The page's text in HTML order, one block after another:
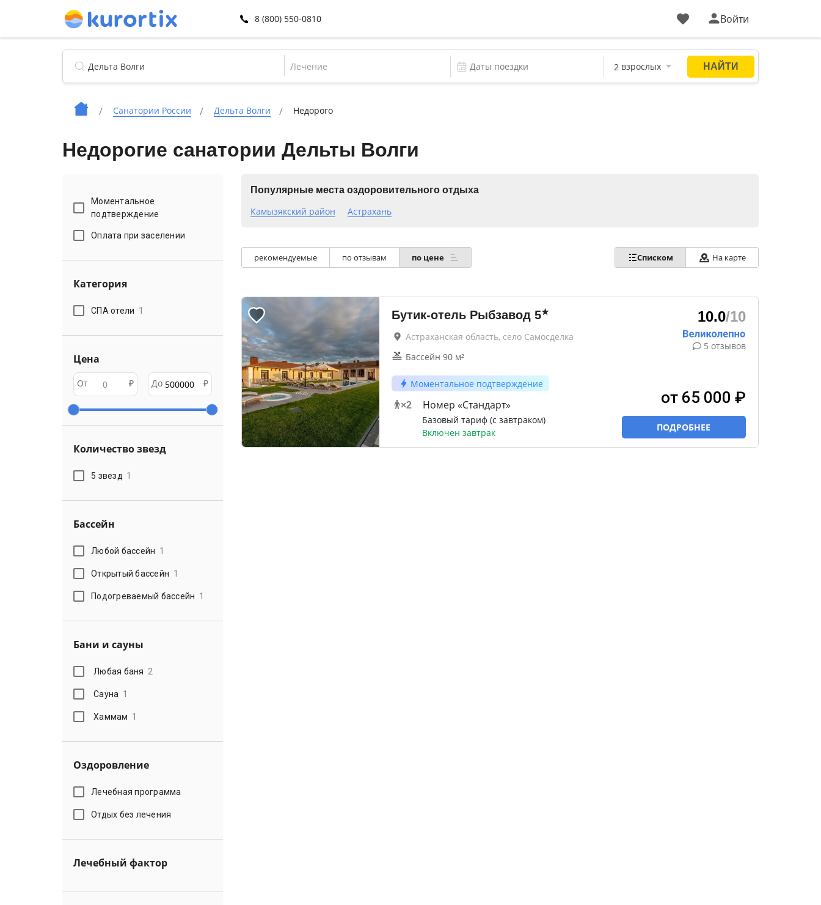
8 (800) 550-0810 Войти
Лечение
Санатории России Дельта Волги Недорого
Недорогие санатории Дельты Волги
Моментальное
подтверждение
Оплата при заселении
Категория
СПА отели 1
Цена
От ₽ До ₽
Количество звезд
5 звезд 1
Бассейн
Любой бассейн 1
Открытый бассейн 1
Подогреваемый бассейн 1
Бани и сауны
Любая баня 2
Сауна 1
Хаммам 1
Оздоровление
Лечебная программа
Отдых без лечения
Лечебный фактор
Популярные места оздоровительного отдыха
Камызякский район Астрахань
рекомендуемые по отзывам по цене Списком На карте
Бутик-отель Рыбзавод 5★
Астраханская область, село Самосделка
Бассейн 90 м²
Моментальное подтверждение
×2 Номер «Стандарт»
Базовый тариф (с завтраком)
Включен завтрак
10.0/10
5 отзывов
от 65 000 ₽
ПОДРОБНЕЕ